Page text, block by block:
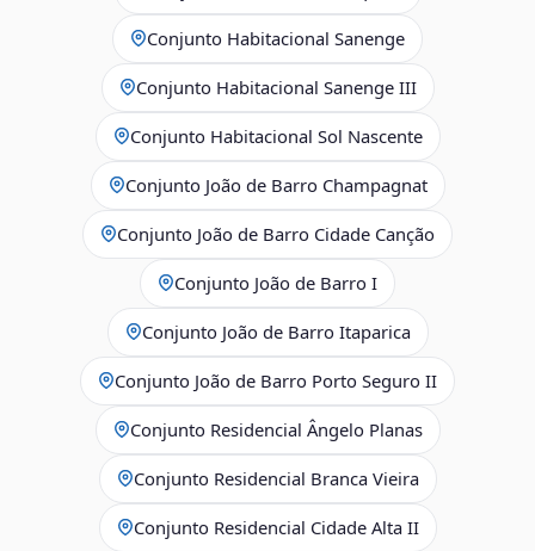
Conjunto Habitacional Sanenge
Conjunto Habitacional Sanenge III
Conjunto Habitacional Sol Nascente
Conjunto João de Barro Champagnat
Conjunto João de Barro Cidade Canção
Conjunto João de Barro I
Conjunto João de Barro Itaparica
Conjunto João de Barro Porto Seguro II
Conjunto Residencial Ângelo Planas
Conjunto Residencial Branca Vieira
Conjunto Residencial Cidade Alta II